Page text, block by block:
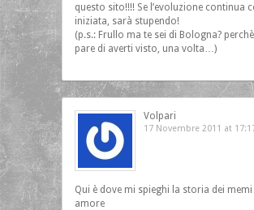
questo sito!!!! Se l’evoluzione continua
iniziata, sarà stupendo!
(p.s.: Frullo ma te sei di Bologna?
pare di averti visto, una volta…)
Volpari
17 Novembre 2011 at
Qui è dove mi spieghi la storia dei
amore